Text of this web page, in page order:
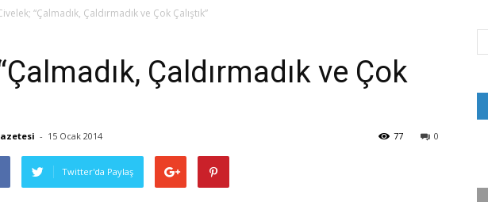
“Çalmadık, Çaldırmadık ve Çok Çalıştık”
Çaldırmadık ve Çok
- 15 Ocak 2014 0
77
Twitter'da Paylaş